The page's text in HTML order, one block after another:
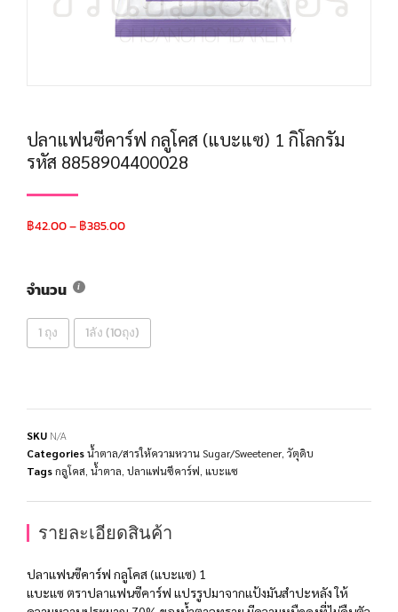
ปลาแฟนซีคาร์ฟ กลูโคส (แบะแซ) 1 กิโลกรัม
รหัส 8858904400028
฿42.00–฿385.00
จำนวน
1 ถุง 1ลัง (10ถุง)
SKU N/A
Categoriesน้ำตาล/สารให้ความหวาน Sugar/Sweetener, วัตุดิบ
Tagsกลูโคส น้ำตาล ปลาแฟนซีคาร์ฟ แบะแซ
รายละเอียดสินค้า
ปลาแฟนซีคาร์ฟ กลูโคส (แบะแซ) 1
แบะแซ ตราปลาแฟนซีคาร์ฟ แปรรูปมาจากแป้งมันสำปะหลัง ให้